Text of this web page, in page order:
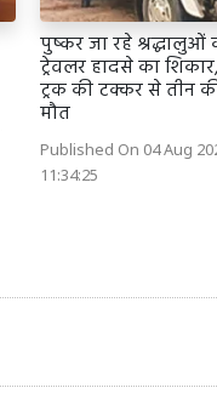
पुष्कर जा रहे श्रद्धालुओं
ट्रेवलर हादसे का शिकार,
ट्रक की टक्कर से तीन
मौत
Published On 04 Aug
11:34:25